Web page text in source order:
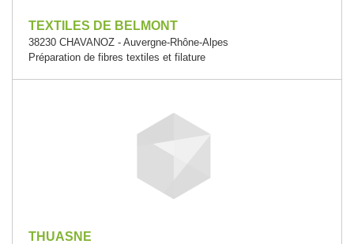
TEXTILES DE BELMONT
38230 CHAVANOZ - Auvergne-Rhône-Alpes
Préparation de fibres textiles et filature
THUASNE